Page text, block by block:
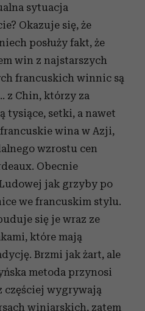
społecznościowe i
udostępniamy partnerom
i analitycznym.
informacje z innymi danymi
podczas
sytuacja
Okazuje się, że
posłuży fakt, że
win z najstarszych
francuskich winnic są
z Chin, którzy za
tysiące, setki, a nawet
wina w Azji,
wzrostu cen
Obecnie
jak grzyby po
we francuskim stylu.
się je wraz ze
które mają
Brzmi jak żart, ale
metoda przynosi
częściej wygrywają
winiarskich, zatem